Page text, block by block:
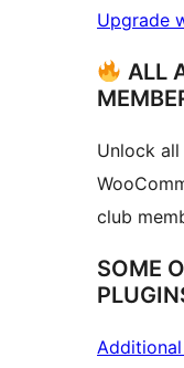
Upgrade
ALL
Unlock all
club
SOME